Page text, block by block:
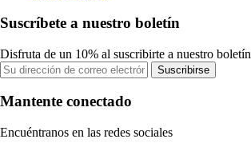
Suscríbete a nuestro boletín
Disfruta de un 10% al suscribirte a nuestro boletín
Suscribirse
Mantente conectado
Encuéntranos en las redes sociales